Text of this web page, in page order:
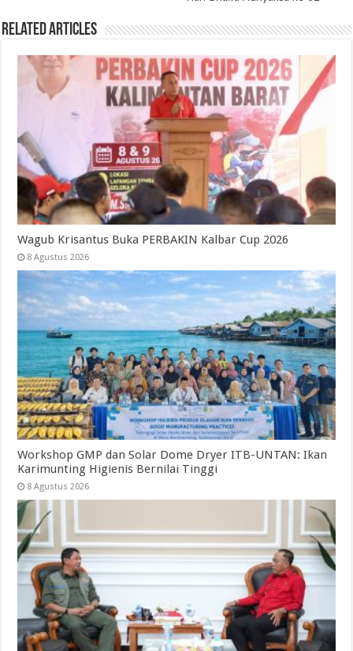
Related Articles
Wagub Krisantus Buka PERBAKIN Kalbar Cup 2026
8 Agustus 2026
Workshop GMP dan Solar Dome Dryer ITB-UNTAN: Ikan
Karimunting Higienis Bernilai Tinggi
8 Agustus 2026